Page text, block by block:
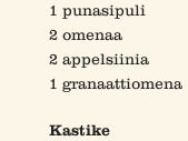
1 punasipuli
2 omenaa
2 appelsiinia
1 granaattiomena
Kastike